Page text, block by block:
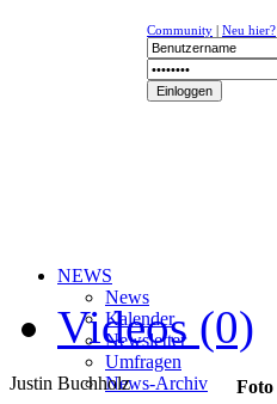
Community | Neu hier?
NEWS
News
Kalender
Newsletter
Umfragen
News-Archiv
Videos (0)
Justin Buchholz Foto